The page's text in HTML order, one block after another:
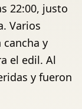
22:00, justo
Varios
y
el edil. Al
y fueron